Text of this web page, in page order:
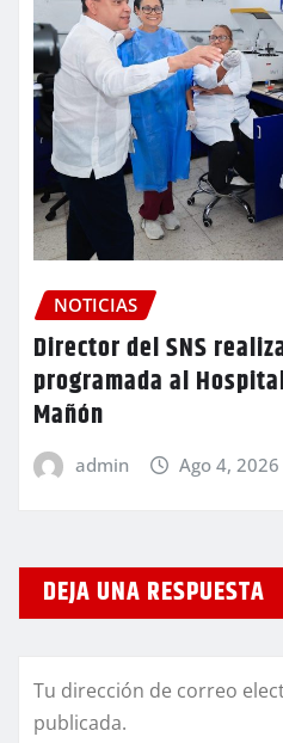
NOTICIAS
Director del SNS
programada al
Mañón
admin Ago 4, 2026
DEJA UNA RESPUESTA
Tu dirección de correo
publicada.